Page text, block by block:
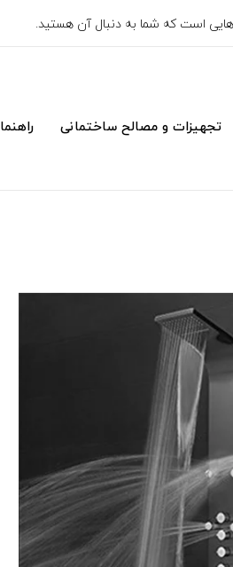
است که شما به دنبال آن هستید.
تجهیزات و مصالح ساختمانی راهنما